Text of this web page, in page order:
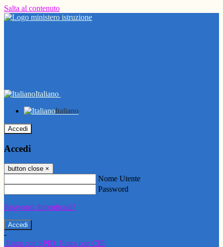
Salta al contenuto
Italiano
Italiano
Accedi
Accedi
button close ×
Nome Utente
Password
Password dimenticata?
-
Entra con SPID Entra con CIE